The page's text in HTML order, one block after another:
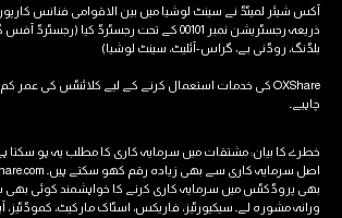
آکس شیئر لمیٹڈ نے سینٹ لوشیا میں بین الاقوامی فنانس
ذریعہ رجسٹریشن نمبر 00101 کے تحت رجسٹرڈ کیا
بلڈنگ، روڈنی بے، گراس-آئلیٹ، سینٹ لوشیا)
چاہیے۔
خطرے کا بیان: مشتقات میں سرمایہ کاری کا مطلب یہ ہو سکتا
بھی پروڈکٹس میں سرمایہ کاری کرنے کا خواہشمند کوئی بھی
ورانہ مشورہ لے۔ سیکیورٹیز، فاریکس، اسٹاک مارکیٹ، کموڈٹیز،